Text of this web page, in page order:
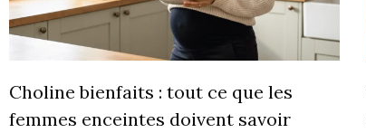
Choline bienfaits : tout ce que les
femmes enceintes doivent savoir